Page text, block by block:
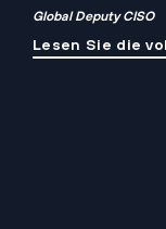
Global Deputy CISO
Lesen Sie die